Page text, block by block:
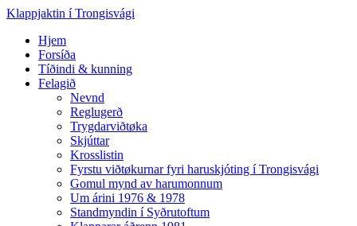
Klappjaktin í Trongisvági
Hjem
Forsíða
Tíðindi & kunning
Felagið
Nevnd
Reglugerð
Trygdarviðtøka
Skjúttar
Krosslistin
Fyrstu viðtøkurnar fyri haruskjóting í Trongisvági
Gomul mynd av harumonnum
Um árini 1976 & 1978
Standmyndin í Syðrutoftum